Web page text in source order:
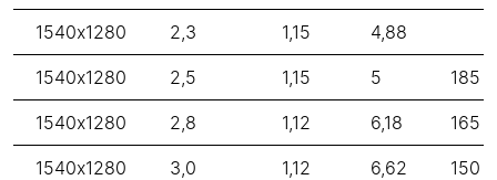
1540x1280 2,3 1,15 4,88
1540x1280 2,5 1,15 5 185
1540x1280 2,8 1,12 6,18 165
1540x1280 3,0 1,12 6,62 150